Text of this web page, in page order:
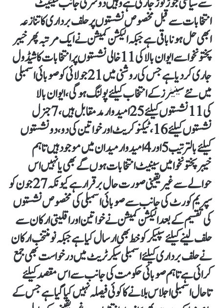
انتخابات سے قبل مخصوص نشستوں پر حلف برداری کا تنازعہ
ابھی حل ہونا باقی ہےجبکہ الیکشن کمیشن نے ایک مرتبہ پھر خیبر
پختونخوا سے ایوان بالا کی11خالی نشستوں پر انتخابات کا شیڈول
جاری کر دیا ہے جس کی روشنی میں 21جولائی کو صوبائی اسمبلی
میں نئے سینیٹرز کے انتخاب کیلئے پولنگ ہوگی، ایوان بالا
کی 11نشستوں کیلئے25امیدوار مدمقابل ہیں ،7جنرل
نشستوں کیلئے16، ٹیکنوکریٹ اور خواتین کی دو ،دو نشستوں
کیلئے بالترتیب5اور 4امیدوار میدان میں موجود ہیں تاہم
خیبرپختونخوا میں سینیٹ انتخابات ہوں گے بھی یا نہیں اس
حوالے سے غیر یقینی صورت حال برقرار ہے کیونکہ 27جون کو
سپریم کورٹ کی جانب سے صوبائی اسمبلی کی مخصوص نشستوں
کی تقسیم کے بعد الیکشن کمیشن نے خواتین اور اقلیتی ارکان سے
حلف لینے کیلئے سپیکر کو خط بھی ارسال کیا ہے جبکہ نو منتخب ارکان
نے حلف برداری کیلئے اسمبلی سیکرٹریٹ میں درخواست بھی جمع
کرائی ہے تاہم صوبائی حکومت کی جانب سے اس مقصد کیلئے
تاحال اسمبلی اجلاس بلانے کا کوئی فیصلہ نہیں کیا گیا ہے جس کے